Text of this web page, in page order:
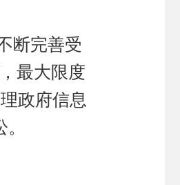
断完善受
最大限度
政府信息